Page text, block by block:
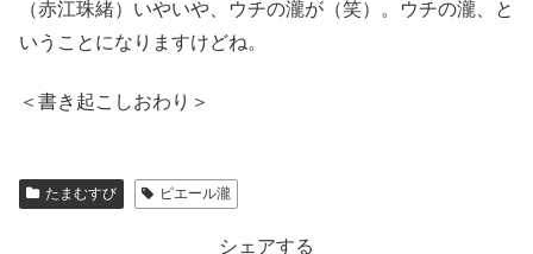
（赤江珠緒）いやいや、ウチの瀧が（笑）。ウチの瀧、と
いうことになりますけどね。
＜書き起こしおわり＞
たまむすび ピエール瀧
シェアする